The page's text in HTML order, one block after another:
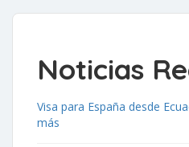
Noticias
Visa para España desde
más